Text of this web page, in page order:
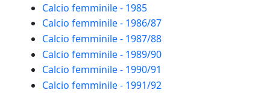
Calcio femminile - 1985
Calcio femminile - 1986/87
Calcio femminile - 1987/88
Calcio femminile - 1989/90
Calcio femminile - 1990/91
Calcio femminile - 1991/92